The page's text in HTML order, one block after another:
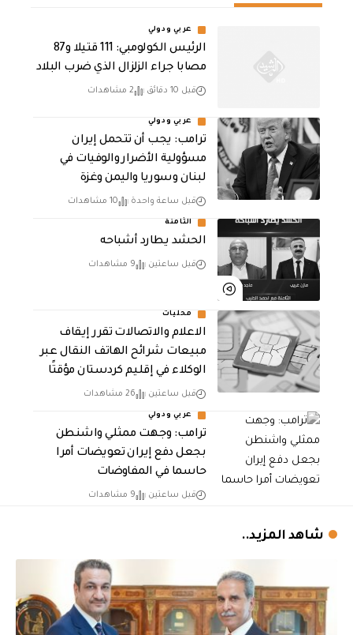
عربي ودولي
الرئيس الكولومبي: 111 قتيلا و87
مصابا جراء الزلزال الذي ضرب البلاد
قبل 10 دقائق 2 مشاهدات
عربي ودولي
ترامب: يجب أن تتحمل إيران
مسؤولية الأضرار والوفيات في
لبنان وسوريا واليمن وغزة
قبل ساعة واحدة 10 مشاهدات
الثامنة
الحشد يطارد أشباحه
قبل ساعتين 9 مشاهدات
محليات
الاعلام والاتصالات تقرر إيقاف
مبيعات شرائح الهاتف النقال عبر
الوكلاء في إقليم كردستان مؤقتًا
قبل ساعتين 26 مشاهدات
عربي ودولي
‏ترامب: وجهت ممثلي واشنطن
بجعل دفع إيران تعويضات أمرا
حاسما في المفاوضات
قبل ساعتين 9 مشاهدات
شاهد المزيد..